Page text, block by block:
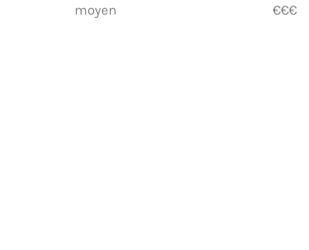
moyen €€€